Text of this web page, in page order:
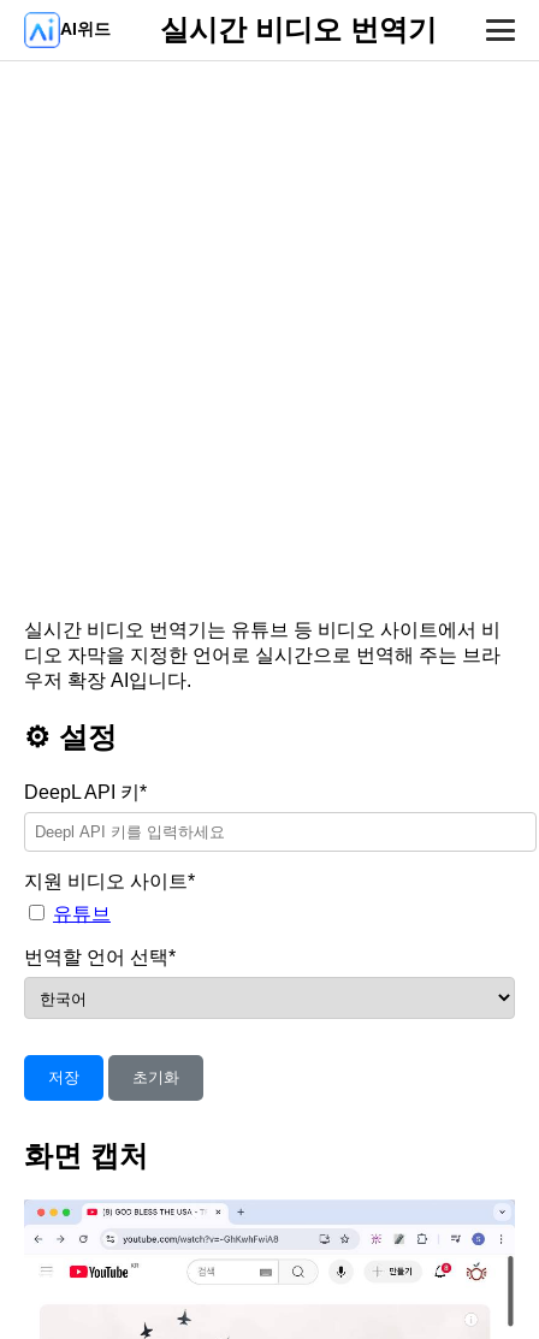
AI위드 실시간 비디오 번역기
실시간 비디오 번역기는 유튜브 등 비디오 사이트에서 비
디오 자막을 지정한 언어로 실시간으로 번역해 주는 브라
우저 확장 AI입니다.
⚙️ 설정
DeepL API 키*
지원 비디오 사이트*
유튜브
번역할 언어 선택*
저장 초기화
화면 캡처